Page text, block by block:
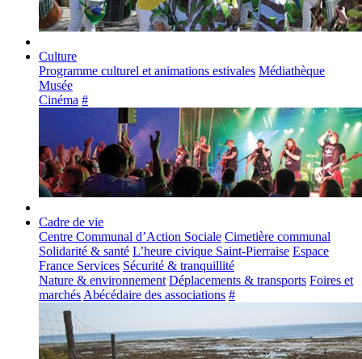
Culture
Programme culturel et animations estivales Médiathèque
Musée
Cinéma #
Cadre de vie
Centre Communal d’Action Sociale Cimetière communal
Solidarité & santé L’heure civique Saint-Pierraise Espace
France Services Sécurité & tranquillité
Nature & environnement Déplacements & transports Foires et
marchés Abécédaire des associations #